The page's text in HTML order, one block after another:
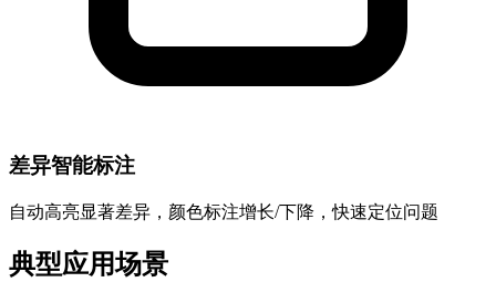
差异智能标注
自动高亮显著差异，颜色标注增长/下降，快速定位问题
典型应用场景